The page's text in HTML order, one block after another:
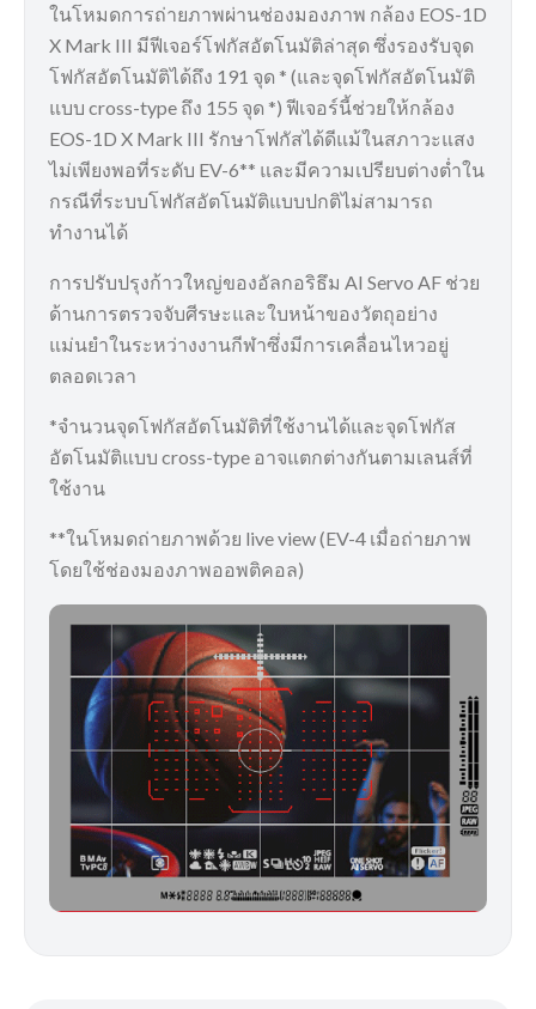
ในโหมดการถ่ายภาพผ่านช่องมองภาพ กล้อง EOS-1D
X Mark III มีฟีเจอร์โฟกัสอัตโนมัติล่าสุด ซึ่งรองรับจุด
โฟกัสอัตโนมัติได้ถึง 191 จุด * (และจุดโฟกัสอัตโนมัติ
แบบ cross-type ถึง 155 จุด *) ฟีเจอร์นี้ช่วยให้กล้อง
EOS-1D X Mark III รักษาโฟกัสได้ดีแม้ในสภาวะแสง
ไม่เพียงพอที่ระดับ EV-6** และมีความเปรียบต่างต่ำใน
กรณีที่ระบบโฟกัสอัตโนมัติแบบปกติไม่สามารถ
ทำงานได้
การปรับปรุงก้าวใหญ่ของอัลกอริธึม AI Servo AF ช่วย
ด้านการตรวจจับศีรษะและใบหน้าของวัตถุอย่าง
แม่นยำในระหว่างงานกีฬาซึ่งมีการเคลื่อนไหวอยู่
ตลอดเวลา
*จำนวนจุดโฟกัสอัตโนมัติที่ใช้งานได้และจุดโฟกัส
อัตโนมัติแบบ cross-type อาจแตกต่างกันตามเลนส์ที่
ใช้งาน
**ในโหมดถ่ายภาพด้วย live view (EV-4 เมื่อถ่ายภาพ
โดยใช้ช่องมองภาพออพติคอล)